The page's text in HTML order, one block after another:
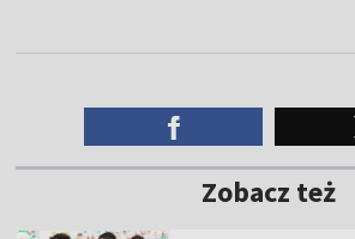
Zobacz też